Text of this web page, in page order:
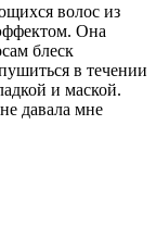
волос из
Она
блеск
в течении
и маской.
давала мне